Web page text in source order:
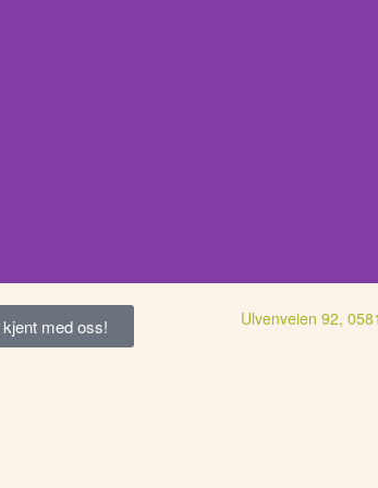
med oss! Ulvenveien 92,